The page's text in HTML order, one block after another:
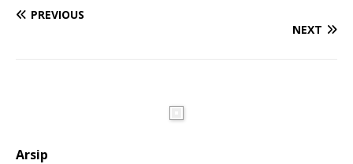
PREVIOUS
NEXT
Arsip